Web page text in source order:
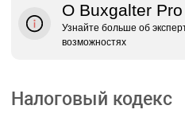
О Buxgalter Pro
Узнайте больше об
возможностях
Налоговый кодекс